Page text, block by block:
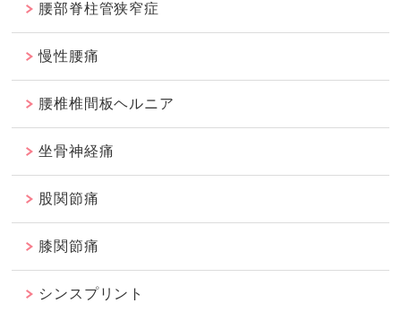
腰部脊柱管狭窄症
慢性腰痛
腰椎椎間板ヘルニア
坐骨神経痛
股関節痛
膝関節痛
シンスプリント